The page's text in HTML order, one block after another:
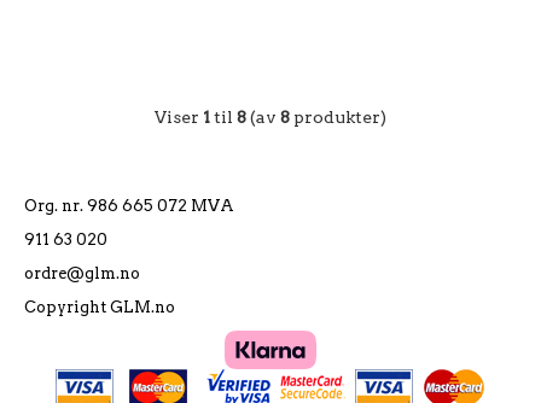
Viser 1til 8(av 8 produkter)
Org. nr. 986 665 072 MVA
911 63 020
ordre@glm.no
Copyright GLM.no